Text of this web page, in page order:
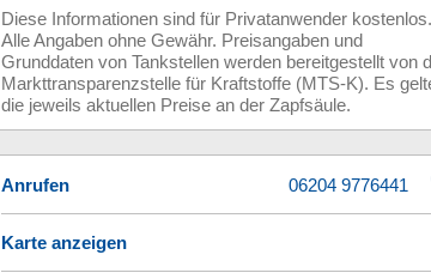
Diese Informationen sind für Privatanwender kostenlos.
Alle Angaben ohne Gewähr. Preisangaben und
Grunddaten von Tankstellen werden bereitgestellt von
Markttransparenzstelle für Kraftstoffe (MTS-K). Es
die jeweils aktuellen Preise an der Zapfsäule.
Anrufen
Karte anzeigen